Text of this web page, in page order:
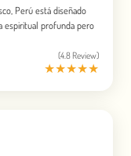
Perú está diseñado
espiritual profunda pero
(4.8 Review)
★★★★★